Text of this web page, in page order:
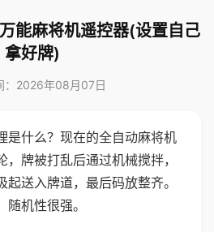
能麻将机遥控器(设置自己
拿好牌)
：2026年08月07日
是什么？现在的全自动麻将机
牌被打乱后通过机械搅拌，
送入牌道，最后码放整齐。
机性很强。